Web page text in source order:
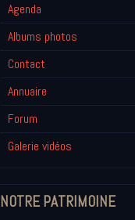
Agenda
Albums photos
Contact
Annuaire
Forum
Galerie vidéos
NOTRE PATRIMOINE